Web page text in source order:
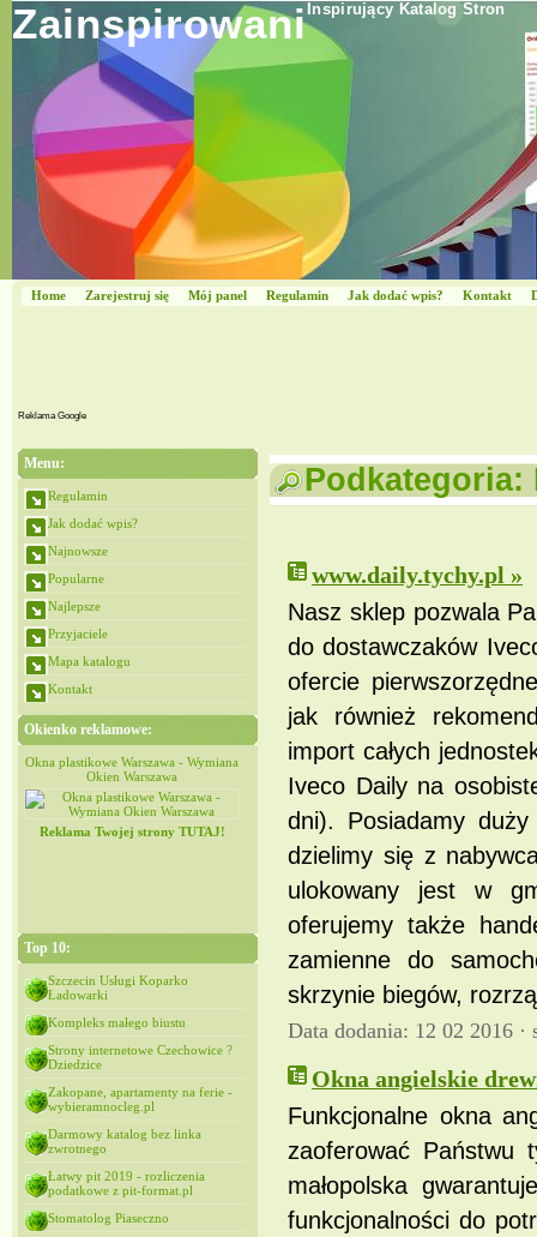
Zainspirowani Inspirujący Katalog Stron
Home Zarejestruj się Mój panel Regulamin Jak dodać wpis? Kontakt
Reklama Google
Menu:
Regulamin
Jak dodać wpis?
Najnowsze
Popularne
Najlepsze
Przyjaciele
Mapa katalogu
Kontakt
Okienko reklamowe:
Okna plastikowe Warszawa - Wymiana
Okien Warszawa
Okna plastikowe Warszawa - Wymiana
Okien Warszawa
Reklama Twojej strony TUTAJ!
Top 10:
Szczecin Usługi Koparko
Ładowarki
Kompleks małego biustu
Strony internetowe Czechowice ?
Dziedzice
Zakopane, apartamenty na ferie -
wybieramnocleg.pl
Darmowy katalog bez linka
zwrotnego
Łatwy pit 2019 - rozliczenia
podatkowe z pit-format.pl
Stomatolog Piaseczno
Podkategoria:
www.daily.tychy.pl »
Nasz sklep pozwala
do dostawczaków
ofercie
jak również
import całych
Iveco Daily na
dni). Posiadamy
dzielimy się z
ulokowany jest w
oferujemy także
zamienne do
skrzynie biegów,
Data dodania: 12 02 2016 ·
Okna angielskie
Funkcjonalne okna
zaoferować Państwu
małopolska
funkcjonalności do